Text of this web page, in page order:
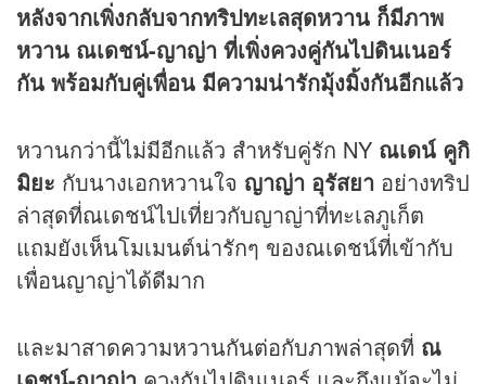
หลังจากเพิ่งกลับจากทริปทะเลสุดหวาน ก็มีภาพ
หวาน ณเดชน์-ญาญ่า ที่เพิ่งควงคู่กันไปดินเนอร์
กัน พร้อมกับคู่เพื่อน มีความน่ารักมุ้งมิ้งกันอีกแล้ว
หวานกว่านี้ไม่มีอีกแล้ว สำหรับคู่รัก NY ณเดน์ คูกิ
มิยะ กับนางเอกหวานใจ ญาญ่า อุรัสยา อย่างทริป
ล่าสุดที่ณเดชน์ไปเที่ยวกับญาญ่าที่ทะเลภูเก็ต
แถมยังเห็นโมเมนต์น่ารักๆ ของณเดชน์ที่เข้ากับ
เพื่อนญาญ่าได้ดีมาก
และมาสาดความหวานกันต่อกับภาพล่าสุดที่ ณ